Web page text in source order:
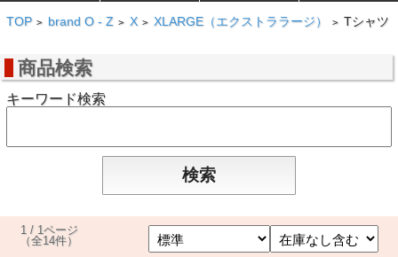
TOP > brand O - Z > X > XLARGE（エクストララージ） > Tシャツ
商品検索
キーワード検索
1 / 1ページ
（全14件）